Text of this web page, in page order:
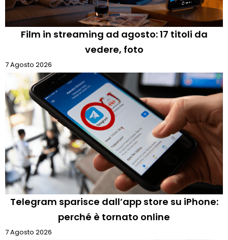
Film in streaming ad agosto: 17 titoli da
vedere, foto
7 Agosto 2026
Telegram sparisce dall’app store su iPhone:
perché è tornato online
7 Agosto 2026